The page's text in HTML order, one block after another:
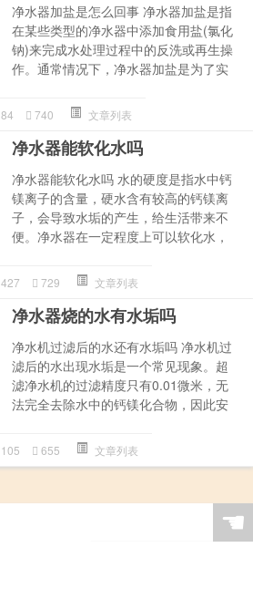
净水器加盐是怎么回事 净水器加盐是指
在某些类型的净水器中添加食用盐(氯化
钠)来完成水处理过程中的反洗或再生操
作。通常情况下，净水器加盐是为了实
84 740 文章列表
净水器能软化水吗
净水器能软化水吗 水的硬度是指水中钙
镁离子的含量，硬水含有较高的钙镁离
子，会导致水垢的产生，给生活带来不
便。净水器在一定程度上可以软化水，
427 729 文章列表
净水器烧的水有水垢吗
净水机过滤后的水还有水垢吗 净水机过
滤后的水出现水垢是一个常见现象。超
滤净水机的过滤精度只有0.01微米，无
法完全去除水中的钙镁化合物，因此安
105 655 文章列表
☚